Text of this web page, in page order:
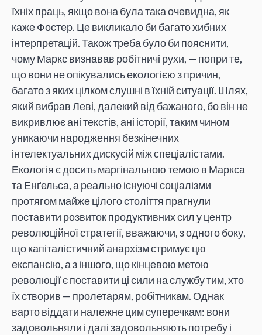
їхніх праць, якщо вона була така очевидна, як
каже Фостер. Це викликало би багато хибних
інтерпретацій. Також треба було би пояснити,
чому Маркс визнавав робітничі рухи, — попри те,
що вони не опікувались екологією з причин,
багато з яких цілком слушні в їхній ситуації. Шлях,
який вибрав Леві, далекий від бажаного, бо він не
викривлює ані текстів, ані історії, таким чином
уникаючи народження безкінечних
інтелектуальних дискусій між спеціалістами.
Екологія є досить маргінальною темою в Маркса
та Енґельса, а реально існуючі соціалізми
протягом майже цілого століття прагнули
поставити розвиток продуктивних сил у центр
революційної стратегії, вважаючи, з одного боку,
що капіталістичний анархізм стримує цю
експансію, а з іншого, що кінцевою метою
революції є поставити ці сили на службу тим, хто
їх створив — пролетарям, робітникам. Однак
варто віддати належне цим суперечкам: вони
задовольняли і далі задовольняють потребу і